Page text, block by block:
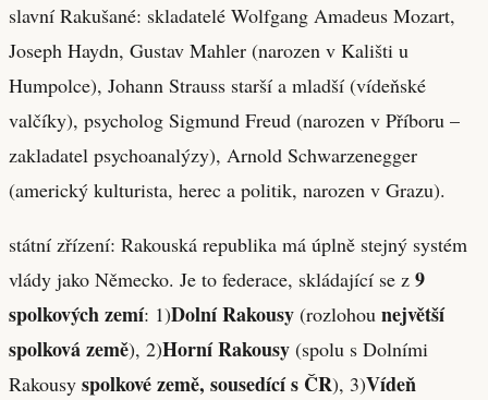
slavní Rakušané: skladatelé Wolfgang Amadeus Mozart,
Joseph Haydn, Gustav Mahler (narozen v Kališti u
Humpolce), Johann Strauss starší a mladší (vídeňské
valčíky), psycholog Sigmund Freud (narozen v Příboru –
zakladatel psychoanalýzy), Arnold Schwarzenegger
(americký kulturista, herec a politik, narozen v Grazu).
státní zřízení: Rakouská republika má úplně stejný systém
vlády jako Německo. Je to federace, skládající se z 9
spolkových zemí: 1)Dolní Rakousy (rozlohou největší
spolková země), 2)Horní Rakousy (spolu s Dolními
Rakousy spolkové země, sousedící s ČR), 3)Vídeň